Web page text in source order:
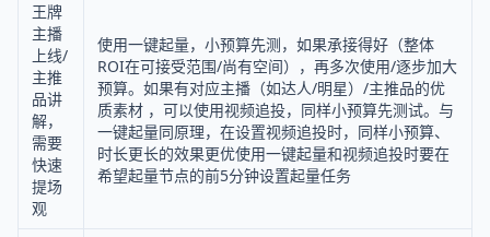
王牌
主播
上线/
主推
品讲
解，
需要
快速
提场
观
使用一键起量，小预算先测，如果承接得好（整体
ROI在可接受范围/尚有空间），再多次使用/逐步加大
预算。如果有对应主播（如达人/明星）/主推品的优
质素材 ，可以使用视频追投，同样小预算先测试。与
一键起量同原理，在设置视频追投时，同样小预算、
时长更长的效果更优使用一键起量和视频追投时要在
希望起量节点的前5分钟设置起量任务